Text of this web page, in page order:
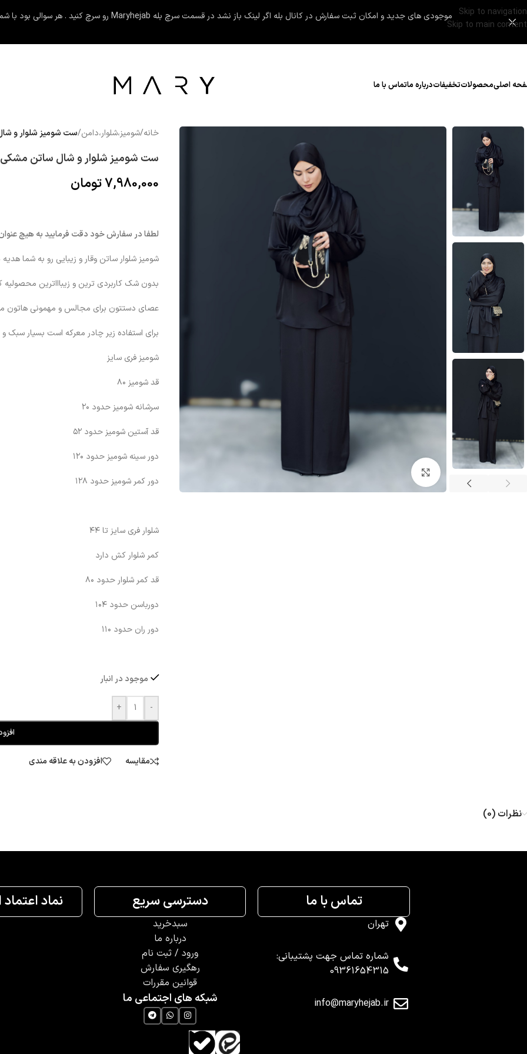
Skip to navigation
Skip to main content
موجودی های جدید و امکان ثبت سفارش در کانال بله اگر لینک باز نشد در قسمت سرچ بله Maryhejab رو سرچ کنید . هر سوالی بود با شماره ۰۹۳۶۱۶۵۴۳۱۵ در ارتباط باشین .
اصلیمحصولاتتخفیفاتدرباره ماتماس با ما
خانه/شوميز،شلوار،دامن/ست شومیز شلوار و
ست شومیز شلوار و شال ساتن مشکی
7,980,000تومان
لطفا در سفارش خود دقت فرمایید به هیچ
شومیز شلوار ساتن وقار و زیبایی رو به شما هدیه
بدون شک کاربردی ترین و زیباااترین محصولیه
عصای دستتون برای مجالس و مهمونی هاتون
برای استفاده زیر چادر معرکه است بسیار
شومیز فری سایز
قد شومیز ۸۰
سرشانه شومیز حدود ۲۰
قد آستین شومیز حدود ۵۲
دور سینه شومیز حدود ۱۲۰
دور کمر شومیز حدود ۱۲۸
شلوار فری سایز تا ۴۴
کمر شلوار کش دارد
قد کمر شلوار حدود ۸۰
دورباسن حدود ۱۰۴
دور ران حدود ۱۱۰
موجود در انبار
-
+
مقایسه افزودن به علاقه مندی
نظرات (0)
تماس با ما
تهران
شماره تماس جهت پشتیبانی:
09361654315
info@maryhejab.ir
دسترسی سریع
سبدخرید
درباره ما
ورود / ثبت نام
رهگیری سفارش
قوانین مقررات
شبکه های اجتماعی ما
نماد